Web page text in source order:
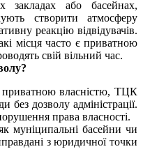
закладах або басейнах,
створити атмосферу
реакцію відвідувачів.
місця часто є приватною
свій вільний час.
власністю, ТЦК
без дозволу адміністрації.
права власності.
муніципальні басейни чи
з юридичної точки